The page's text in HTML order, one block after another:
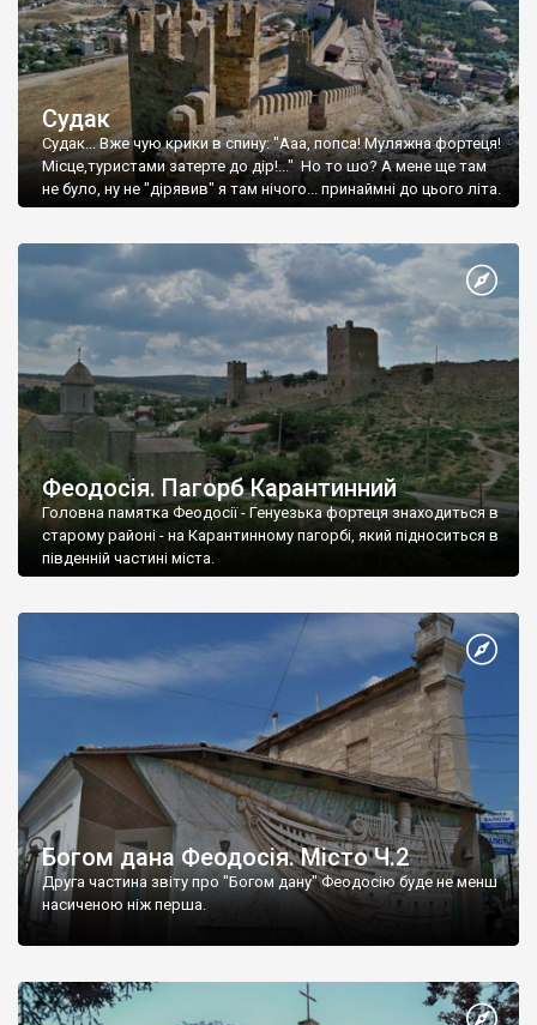
Судак
Судак... Вже чую крики в спину: "Ааа, попса! Муляжна фортеця!
Місце,туристами затерте до дір!..." Но то шо? А мене ще там
не було, ну не "дірявив" я там нічого... принаймні до цього літа.
Феодосія. Пагорб Карантинний
Головна памятка Феодосії - Генуезька фортеця знаходиться в
старому районі - на Карантинному пагорбі, який підноситься в
південній частині міста.
Богом дана Феодосія. Місто Ч.2
Друга частина звіту про "Богом дану" Феодосію буде не менш
насиченою ніж перша.